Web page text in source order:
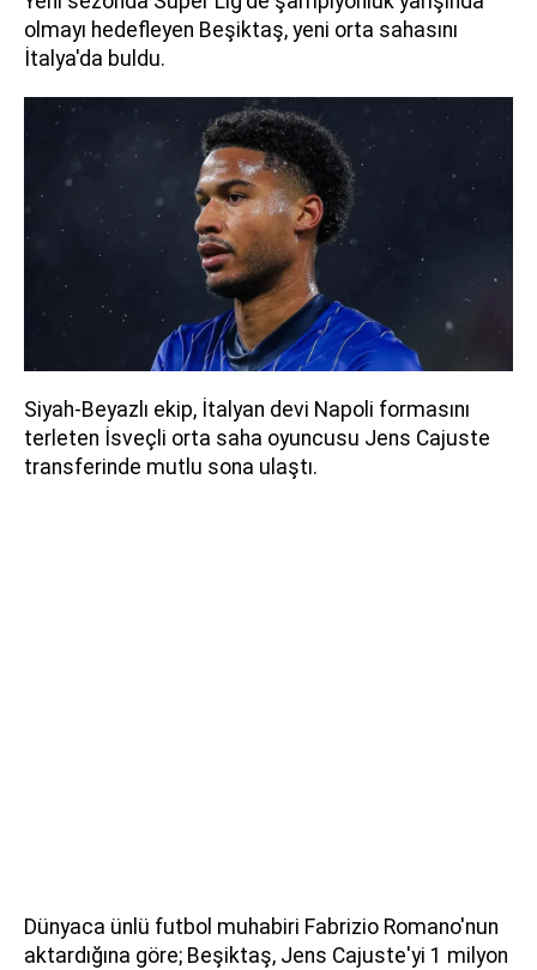
olmayı hedefleyen Beşiktaş, yeni orta sahasını
İtalya'da buldu.
Siyah-Beyazlı ekip, İtalyan devi Napoli formasını
terleten İsveçli orta saha oyuncusu Jens Cajuste
transferinde mutlu sona ulaştı.
Dünyaca ünlü futbol muhabiri Fabrizio Romano'nun
aktardığına göre; Beşiktaş, Jens Cajuste'yi 1 milyon